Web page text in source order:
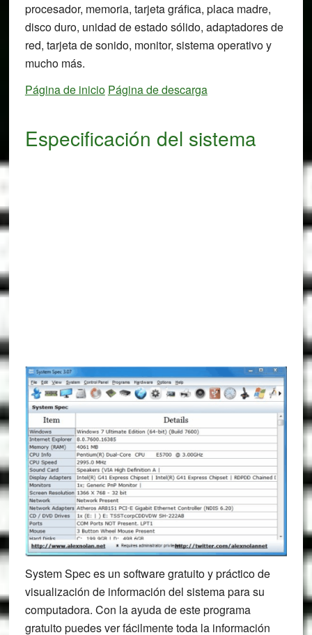
procesador, memoria, tarjeta gráfica, placa madre,
disco duro, unidad de estado sólido, adaptadores de
red, tarjeta de sonido, monitor, sistema operativo y
mucho más.
Página de inicio Página de descarga
Especificación del sistema
System Spec es un software gratuito y práctico de
visualización de información del sistema para su
computadora. Con la ayuda de este programa
gratuito puedes ver fácilmente toda la información